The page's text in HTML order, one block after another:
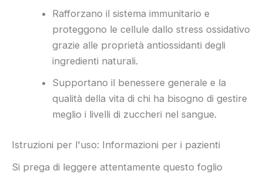
Rafforzano il sistema immunitario e
proteggono le cellule dallo stress ossidativo
grazie alle proprietà antiossidanti degli
ingredienti naturali.
Supportano il benessere generale e la
qualità della vita di chi ha bisogno di gestire
meglio i livelli di zuccheri nel sangue.
Istruzioni per l'uso: Informazioni per i pazienti
Si prega di leggere attentamente questo foglio